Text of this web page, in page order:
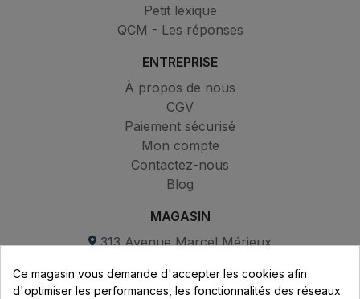
Petit lexique
QCM - Les réponses
ENTREPRISE
À propos de nous
CGV
Paiement sécurisé
Mon compte
Contactez-nous
Blog
MAGASIN
313 Avenue Marcel Mérieux
69530 Brignais
Ce magasin vous demande d'accepter les cookies afin
d'optimiser les performances, les fonctionnalités des réseaux